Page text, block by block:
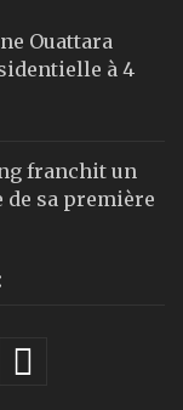
Ouattara
à 4
franchit un
de sa première